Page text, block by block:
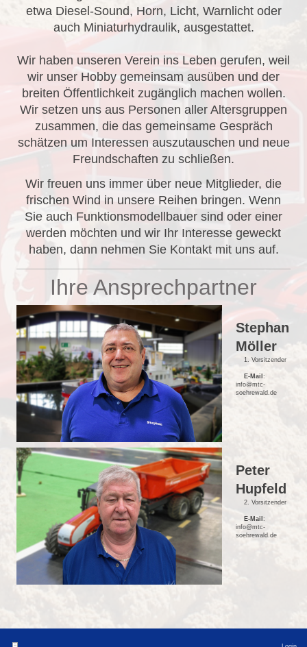
etwa Diesel-Sound, Horn, Licht, Warnlicht oder
auch Miniaturhydraulik, ausgestattet.
Wir haben unseren Verein ins Leben gerufen, weil
wir unser Hobby gemeinsam ausüben und der
breiten Öffentlichkeit zugänglich machen wollen.
Wir setzen uns aus Personen aller Altersgruppen
zusammen, die das gemeinsame Gespräch
schätzen um Interessen auszutauschen und neue
Freundschaften zu schließen.
Wir freuen uns immer über neue Mitglieder, die
frischen Wind in unsere Reihen bringen. Wenn
Sie auch Funktionsmodellbauer sind oder einer
werden möchten und wir Ihr Interesse geweckt
haben, dann nehmen Sie Kontakt mit uns auf.
Ihre Ansprechpartner
Stephan
Möller
1. Vorsitzender
E-Mail :
info@mtc-
soehrewald.de
Peter
Hupfeld
2. Vorsitzender
E-Mail :
info@mtc-
soehrewald.de